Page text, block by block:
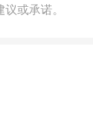
或承诺。